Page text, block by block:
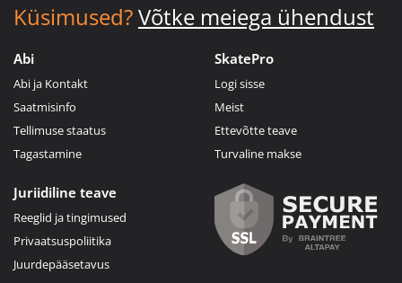
Küsimused?Võtke meiega ühendust
Abi
Abi ja Kontakt
Saatmisinfo
Tellimuse staatus
Tagastamine
SkatePro
Logi sisse
Meist
Ettevõtte teave
Turvaline makse
Juriidiline teave
Reeglid ja tingimused
Privaatsuspoliitika
Juurdepääsetavus